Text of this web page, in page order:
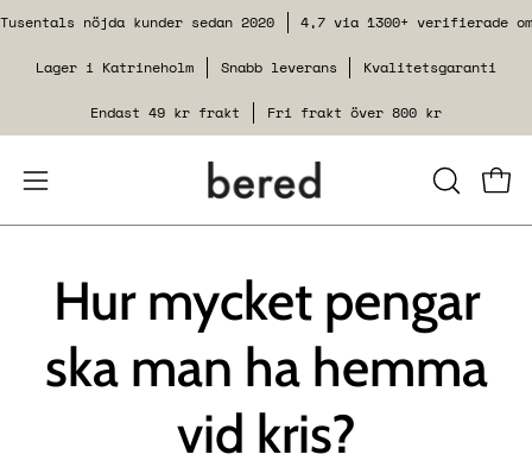
Spring
indhold
Tusentals nöjda kunder sedan 2020 4,7 via 1300+ verifierade
Lager i Katrineholm Snabb leverans Kvalitetsgaranti
Endast 49 kr frakt Fri frakt över 800 kr
Åbn
navigationsmenuen
LUK
Se
Hur mycket pengar
ska man ha hemma
vid kris?